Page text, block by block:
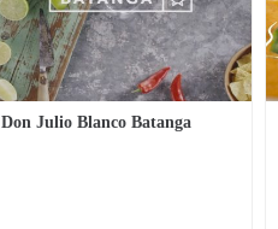
Don Julio Blanco Batanga